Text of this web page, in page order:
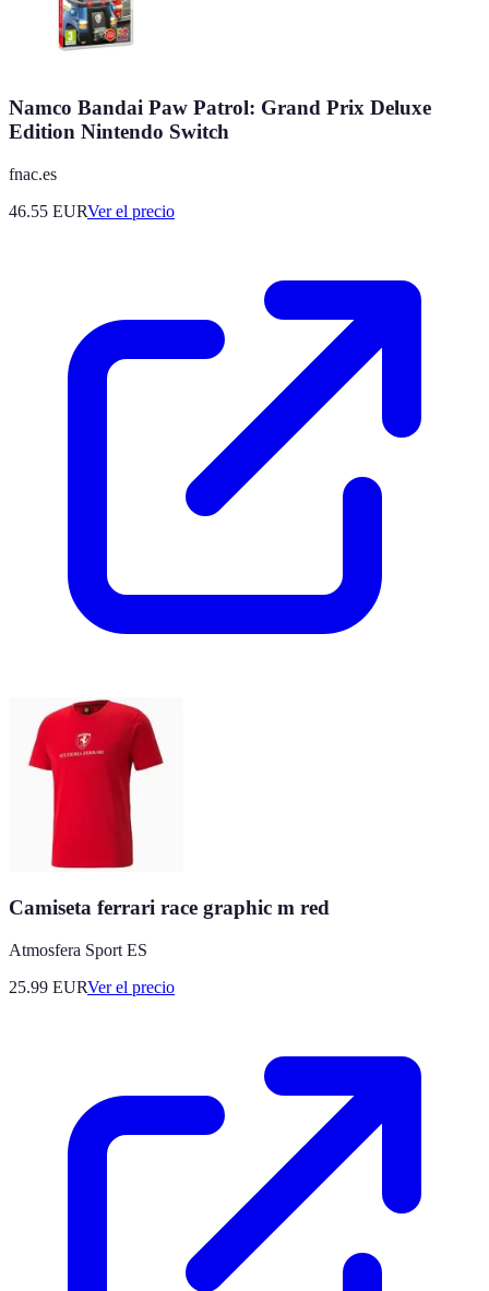
Namco Bandai Paw Patrol: Grand Prix Deluxe
Edition Nintendo Switch
fnac.es
46.55 EURVer el precio
Camiseta ferrari race graphic m red
Atmosfera Sport ES
25.99 EURVer el precio